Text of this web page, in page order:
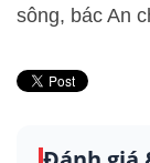
sông, bác An